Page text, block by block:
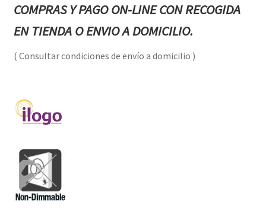
COMPRAS Y PAGO ON-LINE CON RECOGIDA
EN TIENDA O ENVIO A DOMICILIO.
( Consultar condiciones de envío a domicilio )